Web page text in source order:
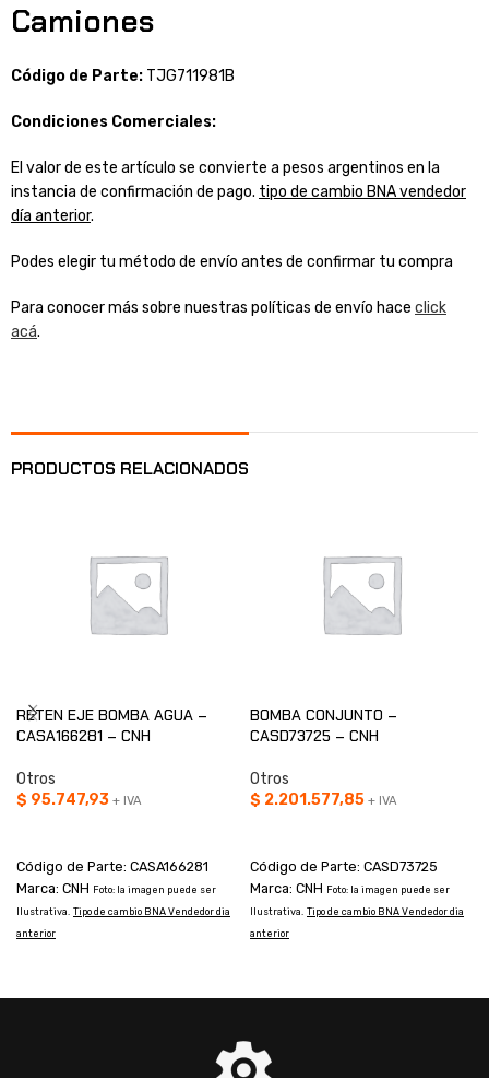
Camiones
Código de Parte: TJG711981B
Condiciones Comerciales:
El valor de este artículo se convierte a pesos argentinos en la
instancia de confirmación de pago. tipo de cambio BNA vendedor
día anterior.
Podes elegir tu método de envío antes de confirmar tu compra
Para conocer más sobre nuestras políticas de envío hace click
acá.
PRODUCTOS RELACIONADOS
RETEN EJE BOMBA AGUA –
CASA166281 – CNH
Otros
$ 95.747,93 + IVA
Código de Parte: CASA166281
Marca: CNH Foto: la imagen puede ser
Ilustrativa. Tipo de cambio BNA Vendedor dia
anterior
BOMBA CONJUNTO –
CASD73725 – CNH
Otros
$ 2.201.577,85 + IVA
Código de Parte: CASD73725
Marca: CNH Foto: la imagen puede ser
Ilustrativa. Tipo de cambio BNA Vendedor dia
anterior